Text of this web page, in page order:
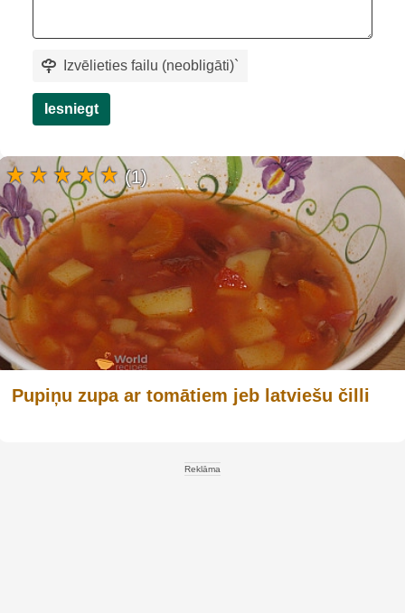
Izvēlieties failu (neobligāti)`
Iesniegt
Pupiņu zupa ar tomātiem jeb latviešu čilli
(1)
Reklāma